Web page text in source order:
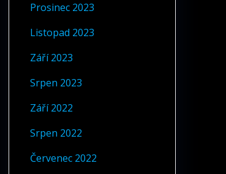
Prosinec 2023
Listopad 2023
Září 2023
Srpen 2023
Září 2022
Srpen 2022
Červenec 2022